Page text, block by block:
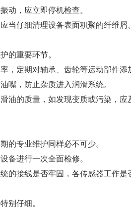
动，应立即停机检查。
当仔细清理设备表面积聚的纤维
的重要环节。
，定期对轴承、齿轮等运动部件添
嘴，防止杂质进入润滑系统。
油的质量，如发现变质或污染，应
的专业维护同样必不可少。
备进行一次全面检修。
的接线是否牢固，各传感器工作是
别仔细。